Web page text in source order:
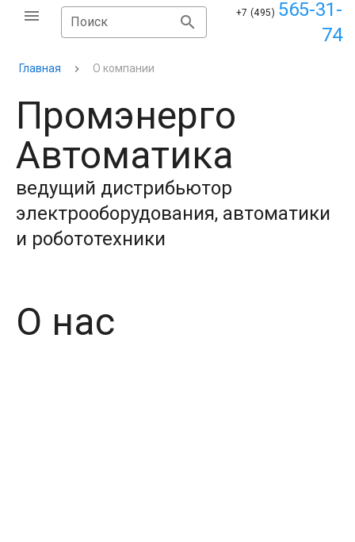
Поиск
+7 (495) 565-31-
74
Главная О компании
Промэнерго
Автоматика
ведущий дистрибьютор
электрооборудования, автоматики
и робототехники
О нас